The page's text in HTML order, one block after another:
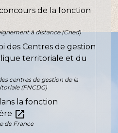
de la fonction
à distance (Cned)
des Centres de gestion
territoriale et du
centres de gestion de la
(FNCDG)
la fonction
open_in_new
de France